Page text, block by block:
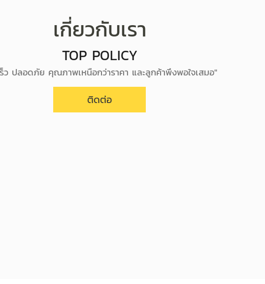
เกี่ยวกับเรา
TOP POLICY
ว ปลอดภัย คุณภาพเหนือกว่าราคา และลูกค้าพึงพอใจเสมอ"
ติดต่อ